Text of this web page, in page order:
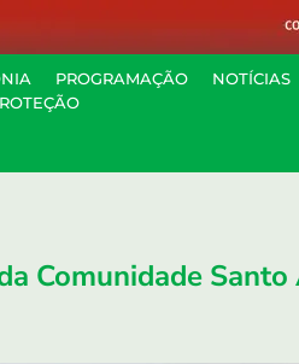
PROGRAMAÇÃO NOTÍCIAS
Comunidade